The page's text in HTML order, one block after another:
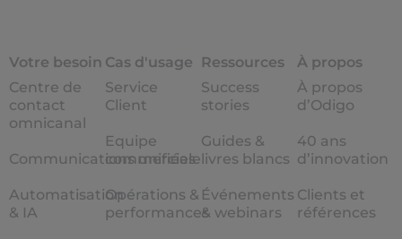
Votre besoin
Centre de
contact
omnicanal
Communications unifiées
Automatisation
& IA
Cas d'usage
Service
Client
Equipe
commerciale
Opérations &
performances
Ressources
Success
stories
Guides &
livres blancs
Événements
& webinars
À propos
À propos
d’Odigo
40 ans
d’innovation
Clients et
références